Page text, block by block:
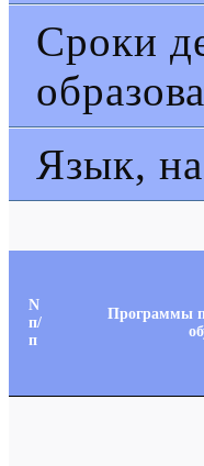
Сроки
Язык,
N
п/
п
Программы